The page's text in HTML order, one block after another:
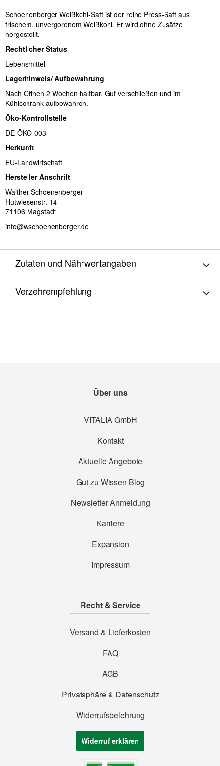
Schoenenberger Weißkohl-Saft ist der reine Press-Saft aus
frischem, unvergorenem Weißkohl. Er wird ohne Zusätze
hergestellt.
Rechtlicher Status
Lebensmittel
Lagerhinweis/ Aufbewahrung
Nach Öffnen 2 Wochen haltbar. Gut verschließen und im
Kühlschrank aufbewahren.
Öko-Kontrollstelle
DE-ÖKO-003
Herkunft
EU-Landwirtschaft
Hersteller Anschrift
Walther Schoenenberger
Hutwiesenstr. 14
71106 Magstadt
info@wschoenenberger.de
Zutaten und Nährwertangaben
Verzehrempfehlung
Über uns
VITALIA GmbH
Kontakt
Aktuelle Angebote
Gut zu Wissen Blog
Newsletter Anmeldung
Karriere
Expansion
Impressum
Recht & Service
Versand & Lieferkosten
FAQ
AGB
Privatsphäre & Datenschutz
Widerrufsbelehrung
Widerruf erklären